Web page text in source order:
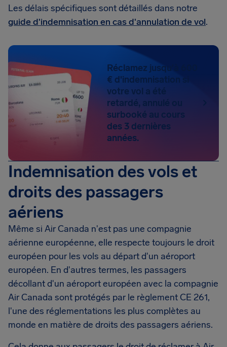
Les délais spécifiques sont détaillés dans notre
guide d'indemnisation en cas d'annulation de vol.
Réclamez jusqu'à 600
€ d'indemnisation si
votre vol a été
retardé, annulé ou
surbooké au cours
des 3 dernières
années.
Indemnisation des vols et
droits des passagers
aériens
Même si Air Canada n'est pas une compagnie
aérienne européenne, elle respecte toujours le droit
européen pour les vols au départ d'un aéroport
européen. En d'autres termes, les passagers
décollant d'un aéroport européen avec la compagnie
Air Canada sont protégés par le règlement CE 261,
l'une des réglementations les plus complètes au
monde en matière de droits des passagers aériens.